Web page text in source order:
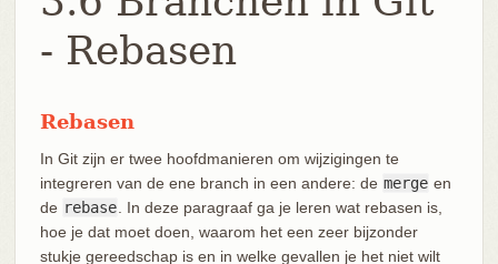
- Rebasen
Rebasen
In Git zijn er twee hoofdmanieren om wijzigingen te
integreren van de ene branch in een andere: de merge en
de rebase . In deze paragraaf ga je leren wat rebasen is,
hoe je dat moet doen, waarom het een zeer bijzonder
stukje gereedschap is en in welke gevallen je het niet wilt